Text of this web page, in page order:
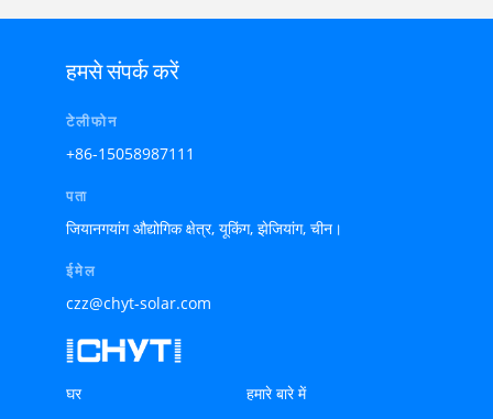
हमसे संपर्क करें
टेलीफोन
+86-15058987111
पता
जियानगयांग औद्योगिक क्षेत्र, यूकिंग, झेजियांग, चीन।
ईमेल
czz@chyt-solar.com
घर
हमारे बारे में